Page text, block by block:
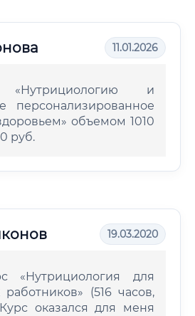
11.01.2026
«Нутрициологию и
персонализированное
объемом 1010
руб.
19.03.2020
«Нутрициология для
(516 часов,
оказался для меня